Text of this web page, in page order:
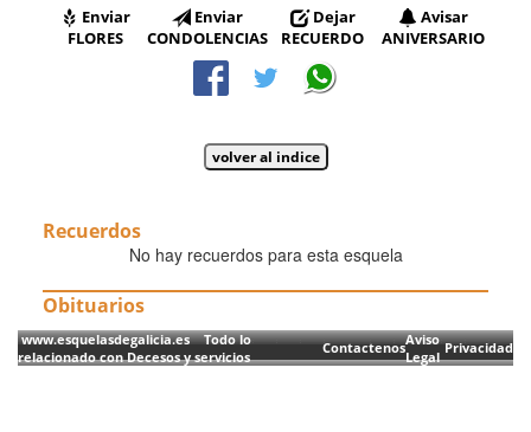
Enviar
FLORES
Enviar
CONDOLENCIAS
Dejar
RECUERDO
Avisar
ANIVERSARIO
Recuerdos
No hay recuerdos para esta esquela
Obituarios
www.esquelasdegalicia.es Todo lo
relacionado con Decesos y servicios
ContactenosAviso
Legal
Privacidad